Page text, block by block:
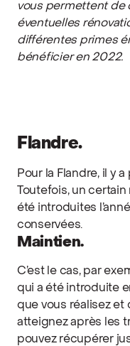
vous permettent de
éventuelles
différentes primes
bénéficier en 2022.
Flandre.
Pour la Flandre, il y
Toutefois, un
été introduites
conservées.
Maintien.
C’est le cas, par
qui a été introduite
que vous réalisez et
atteignez après les
pouvez récupérer